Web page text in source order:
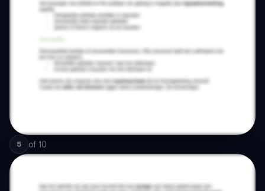
5 of 10